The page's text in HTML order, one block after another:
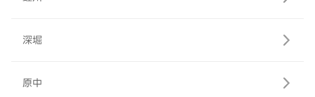
深堀
原中